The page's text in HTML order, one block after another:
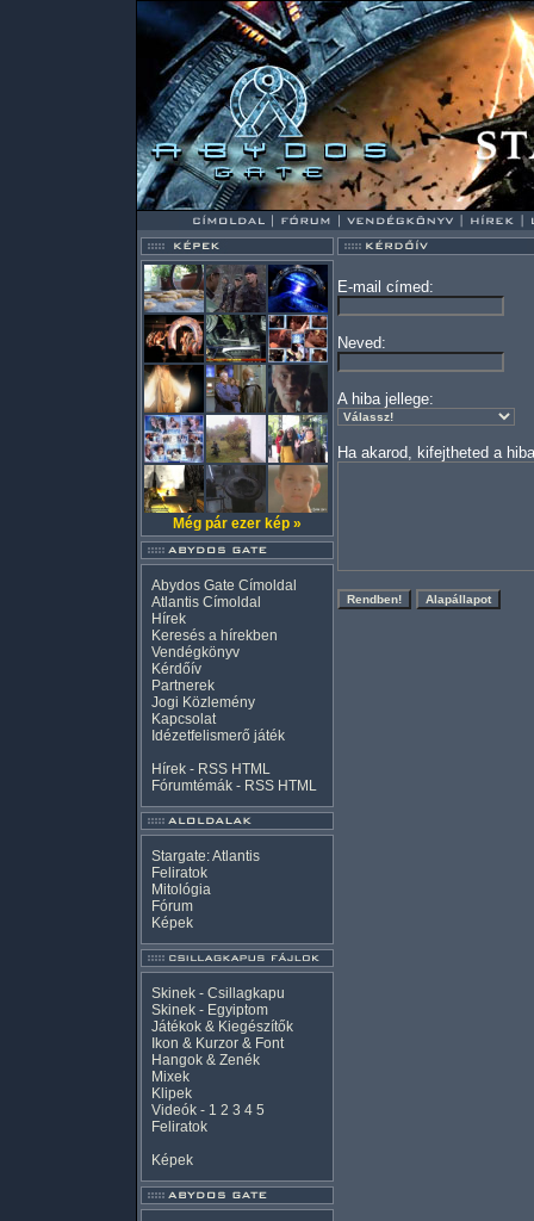
Még pár ezer kép »
Abydos Gate Címoldal
Atlantis Címoldal
Hírek
Keresés a hírekben
Vendégkönyv
Kérdőív
Partnerek
Jogi Közlemény
Kapcsolat
Idézetfelismerő játék
Hírek - RSS HTML
Fórumtémák - RSS HTML
Stargate: Atlantis
Feliratok
Mitológia
Fórum
Képek
Skinek - Csillagkapu
Skinek - Egyiptom
Játékok & Kiegészítők
Ikon & Kurzor & Font
Hangok & Zenék
Mixek
Klipek
Videók - 1 2 3 4 5
Feliratok
Képek
E-mail címed:
Neved:
A hiba jellege:
Ha akarod, kifejtheted a